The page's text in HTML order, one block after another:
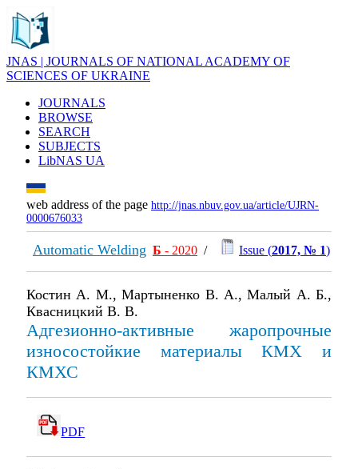
JNAS | JOURNALS OF NATIONAL ACADEMY OF
SCIENCES OF UKRAINE
JOURNALS
BROWSE
SEARCH
SUBJECTS
LibNAS UA
web address of the page http://jnas.nbuv.gov.ua/article/UJRN-
0000676033
Automatic Welding Б - 2020 / Issue (2017, № 1)
Костин А. М., Мартыненко В. А., Малый А. Б.,
Квасницкий В. В.
Адгезионно-активные жаропрочные
износостойкие материалы КМХ и
КМХС
PDF